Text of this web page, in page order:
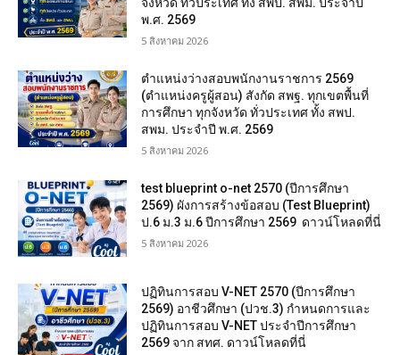
จังหวัด ทั่วประเทศ ทั้ง สพป. สพม. ประจำปี
พ.ศ. 2569
5 สิงหาคม 2026
ตำแหน่งว่างสอบพนักงานราชการ 2569
(ตำแหน่งครูผู้สอน) สังกัด สพฐ. ทุกเขตพื้นที่
การศึกษา ทุกจังหวัด ทั่วประเทศ ทั้ง สพป.
สพม. ประจำปี พ.ศ. 2569
5 สิงหาคม 2026
test blueprint o-net 2570 (ปีการศึกษา
2569) ผังการสร้างข้อสอบ (Test Blueprint)
ป.6 ม.3 ม.6 ปีการศึกษา 2569 ดาวน์โหลดที่นี่
5 สิงหาคม 2026
ปฏิทินการสอบ V-NET 2570 (ปีการศึกษา
2569) อาชีวศึกษา (ปวช.3) กำหนดการและ
ปฏิทินการสอบ V-NET ประจำปีการศึกษา
2569 จาก สทศ. ดาวน์โหลดที่นี่